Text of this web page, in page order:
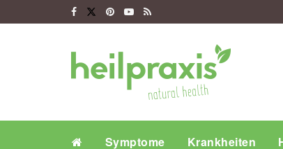
Symptome Krankheiten